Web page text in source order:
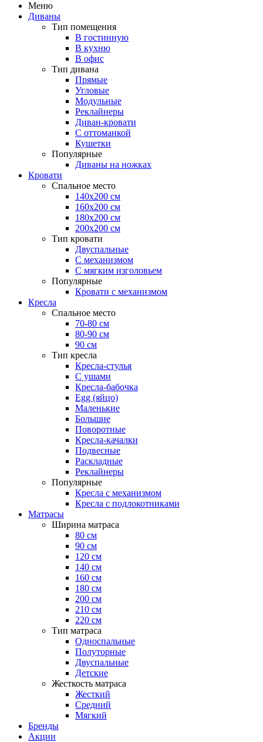
Меню
Диваны
Тип помещения
В гостинную
В кухню
В офис
Тип дивана
Прямые
Угловые
Модульные
Реклайнеры
Диван-кровати
С оттоманкой
Кушетки
Популярные
Диваны на ножках
Кровати
Спальное место
140х200 см
160х200 см
180х200 см
200х200 см
Тип кровати
Двуспальные
С механизмом
С мягким изголовьем
Популярные
Кровати с механизмом
Кресла
Спальное место
70-80 см
80-90 см
90 см
Тип кресла
Кресла-стулья
С ушами
Кресла-бабочка
Egg (яйцо)
Маленькие
Большие
Поворотные
Кресла-качалки
Подвесные
Раскладные
Реклайнеры
Популярные
Кресла с механизмом
Кресла с подлокотниками
Матрасы
Ширина матраса
80 см
90 см
120 см
140 см
160 см
180 см
200 см
210 см
220 см
Тип матраса
Односпальные
Полуторные
Двуспальные
Детские
Жесткость матраса
Жесткий
Средний
Мягкий
Бренды
Акции